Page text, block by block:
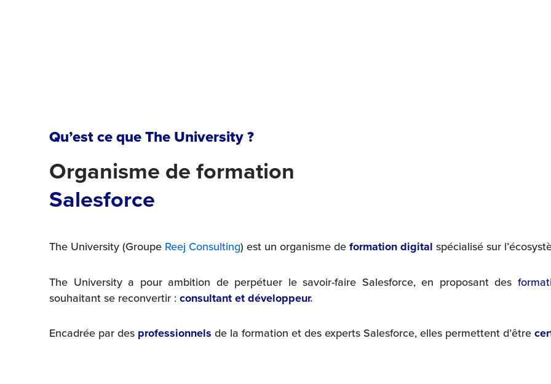
Qu’est ce que The University ?
Organisme de formation
Salesforce
The University (Groupe Reej Consulting) est un organisme de formation digital spécialisé sur
The University a pour ambition de perpétuer le savoir-faire Salesforce, en proposant des
souhaitant se reconvertir : consultant et développeur.
Encadrée par des professionnels de la formation et des experts Salesforce, elles permettent d’être